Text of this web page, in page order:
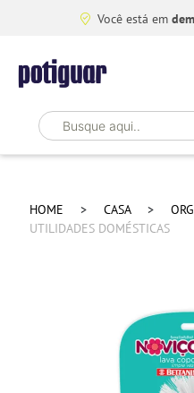
Você está em
HOME CASA
UTILIDADES DOMÉSTICAS